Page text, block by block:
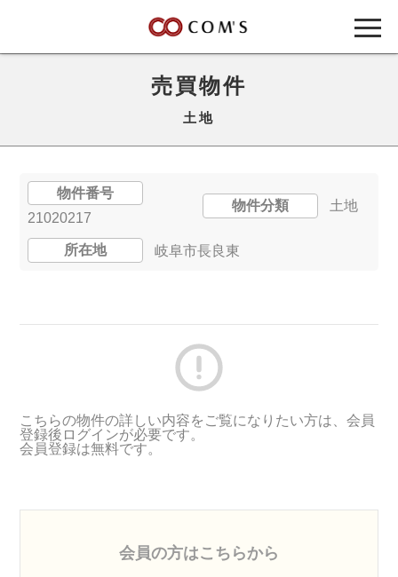
売買物件
土地
物件番号
21020217
物件分類 土地
所在地 岐阜市長良東
こちらの物件の詳しい内容をご覧になりたい方は、会員
登録後ログインが必要です。
会員登録は無料です。
会員の方はこちらから